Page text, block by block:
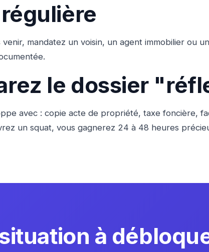
mandatez un voisin, un agent immobilier ou
le dossier
avec : copie acte de propriété, taxe foncière,
un squat, vous gagnerez 24 à 48 heures
à